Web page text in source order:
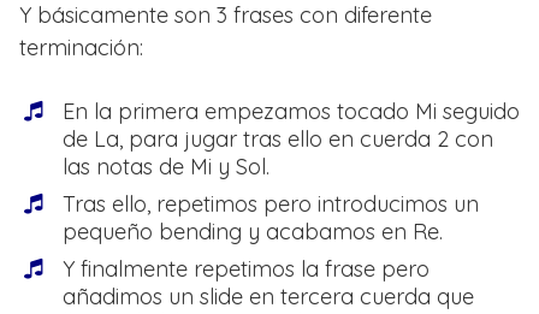
Y básicamente son 3 frases con diferente
terminación:
En la primera empezamos tocado Mi seguido
de La, para jugar tras ello en cuerda 2 con
las notas de Mi y Sol.
Tras ello, repetimos pero introducimos un
pequeño bending y acabamos en Re.
Y finalmente repetimos la frase pero
añadimos un slide en tercera cuerda que